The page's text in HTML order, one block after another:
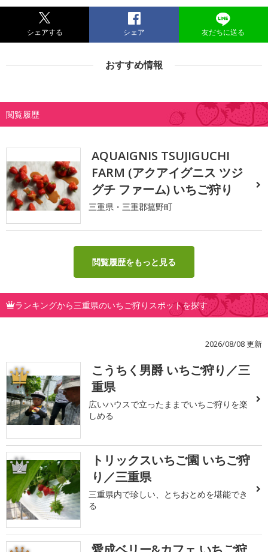
シェアする シェア 友だちに送る
おすすめ情報
閲覧履歴
AQUAIGNIS TSUJIGUCHI
FARM (アクアイグニス ツジ
グチ ファーム) いちご狩り
三重県・三重郡菰野町
閲覧履歴をもっと見る
ランキングから三重県のいちご狩りスポットを探す
2026/08/08 更新
1
こうちく男爵 いちご狩り／三
重県
広いハウスで立ったままでいちご狩りを楽
しめる
2
トリックスいちご園 いちご狩
り／三重県
三重県内で珍しい、とちおとめを堪能でき
る